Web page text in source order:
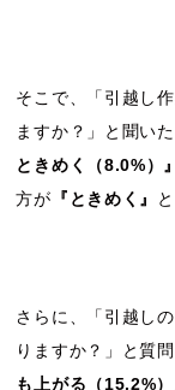
そこで、「引越し
ますか？」と聞いた
ときめく（8.0%）』
方が 『ときめく』
さらに、「引越し
りますか？」と質
も上がる（15.2%）